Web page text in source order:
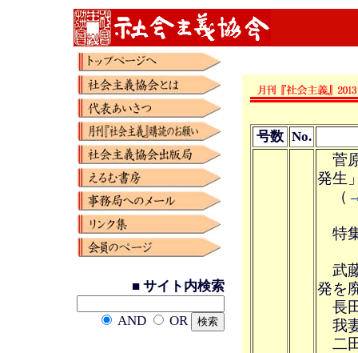
■ サイト内検索
AND OR
号数 No.
菅
発生
（
特
武
発を
長
我
二